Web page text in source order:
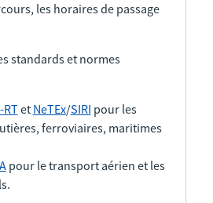
les horaires de passage
standards et normes
RTet NeTEx/SIRI pour les
ferroviaires, maritimes
pour le transport aérien et les